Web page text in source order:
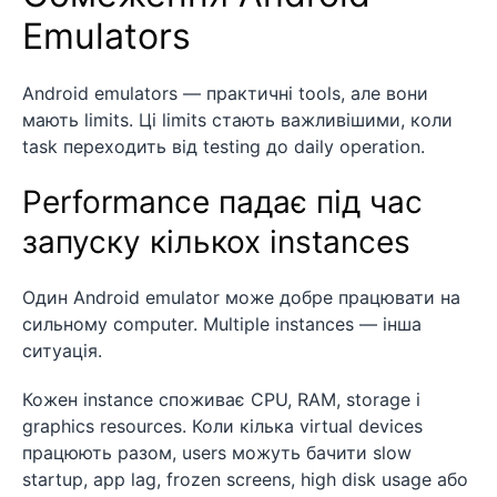
Emulators
Android emulators — практичні tools, але вони
мають limits. Ці limits стають важливішими, коли
task переходить від testing до daily operation.
Performance падає під час
запуску кількох instances
Один Android emulator може добре працювати на
сильному computer. Multiple instances — інша
ситуація.
Кожен instance споживає CPU, RAM, storage і
graphics resources. Коли кілька virtual devices
працюють разом, users можуть бачити slow
startup, app lag, frozen screens, high disk usage або